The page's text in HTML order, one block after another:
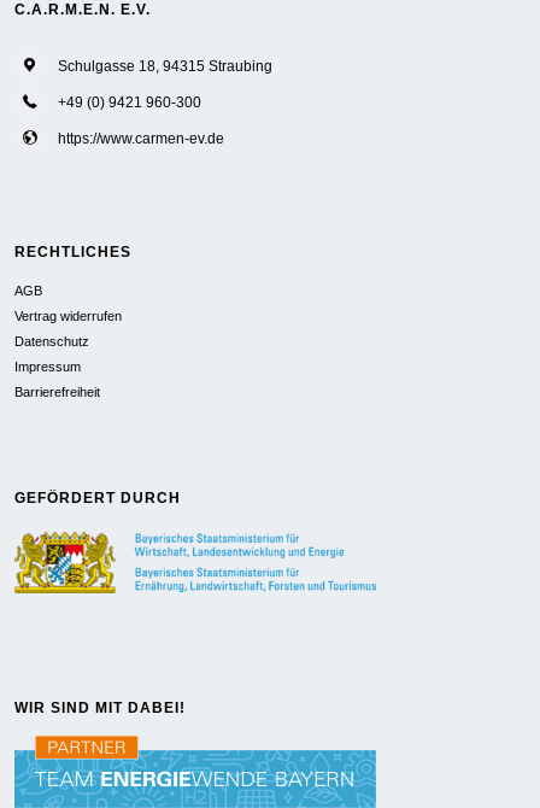
C.A.R.M.E.N. E.V.
Schulgasse 18, 94315 Straubing
+49 (0) 9421 960-300
https://www.carmen-ev.de
RECHTLICHES
AGB
Vertrag widerrufen
Datenschutz
Impressum
Barrierefreiheit
GEFÖRDERT DURCH
WIR SIND MIT DABEI!